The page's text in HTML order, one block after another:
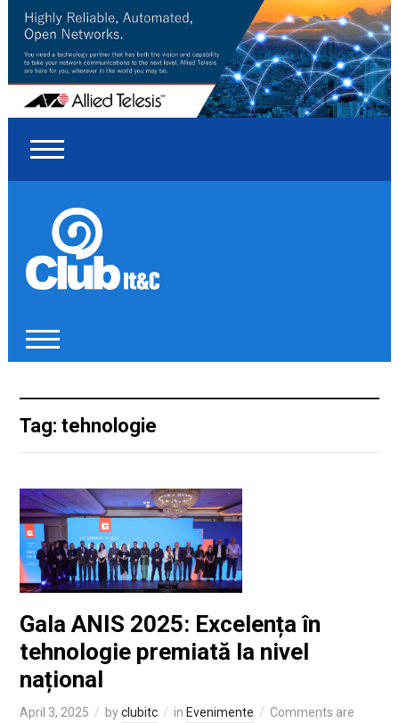
Tag: tehnologie
Gala ANIS 2025: Excelența în
tehnologie premiată la nivel
național
April 3, 2025 byclubitc in Evenimente
Comments are